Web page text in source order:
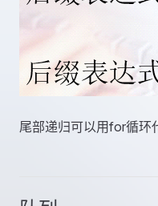
尾部递归可以用for循环